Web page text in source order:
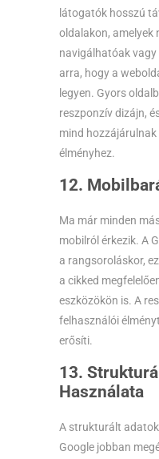
látogatók hosszú
oldalakon, amelyek
navigálhatóak
arra, hogy a
legyen. Gyors
reszponzív dizájn,
mind
élményhez.
12.
Ma már minden
mobilról érkezik. A
a rangsoroláskor,
a cikked
eszközökön is. A
felhasználói
erősíti.
13.
Használata
A strukturált
Google jobban